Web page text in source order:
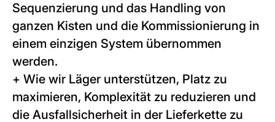
Sequenzierung und das Handling von
ganzen Kisten und die Kommissionierung in
einem einzigen System übernommen
werden.
+ Wie wir Läger unterstützen, Platz zu
maximieren, Komplexität zu reduzieren und
die Ausfallsicherheit in der Lieferkette zu